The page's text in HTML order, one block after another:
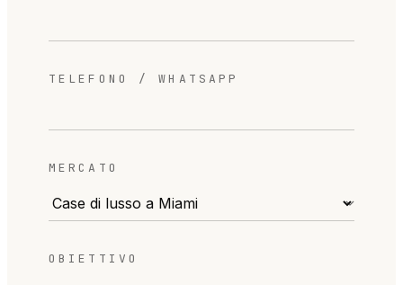
TELEFONO / WHATSAPP
MERCATO
OBIETTIVO